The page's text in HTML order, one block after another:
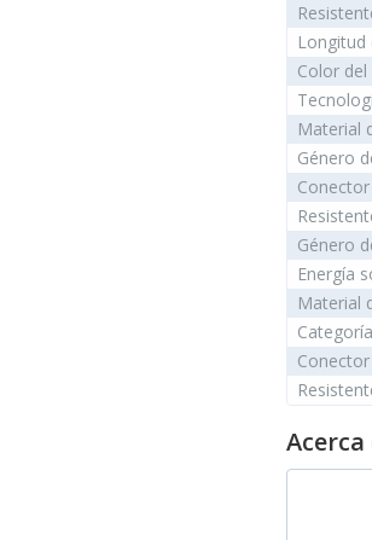
Longitud
Color
Material
Género
Género
Energía
Material
Conector